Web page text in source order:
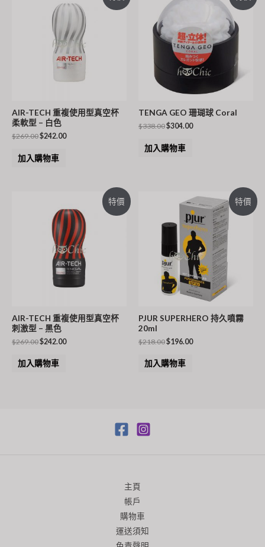
AIR-TECH 重複使用型真空杯
柔軟型 – 白色
$269.00$242.00
加入購物車
TENGA GEO 珊瑚球 Coral
$338.00$304.00
加入購物車
特價
AIR-TECH 重複使用型真空杯
刺激型 – 黑色
$269.00$242.00
加入購物車
特價
PJUR SUPERHERO 持久噴霧
20ml
$218.00$196.00
加入購物車
主頁
帳戶
購物車
運送須知